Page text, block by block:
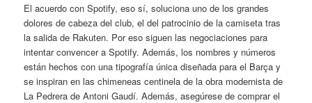
El acuerdo con Spotify, eso sí, soluciona uno de los grandes
dolores de cabeza del club, el del patrocinio de la camiseta tras
la salida de Rakuten. Por eso siguen las negociaciones para
intentar convencer a Spotify. Además, los nombres y números
están hechos con una tipografía única diseñada para el Barça y
se inspiran en las chimeneas centinela de la obra modernista de
La Pedrera de Antoni Gaudí. Además, asegúrese de comprar el